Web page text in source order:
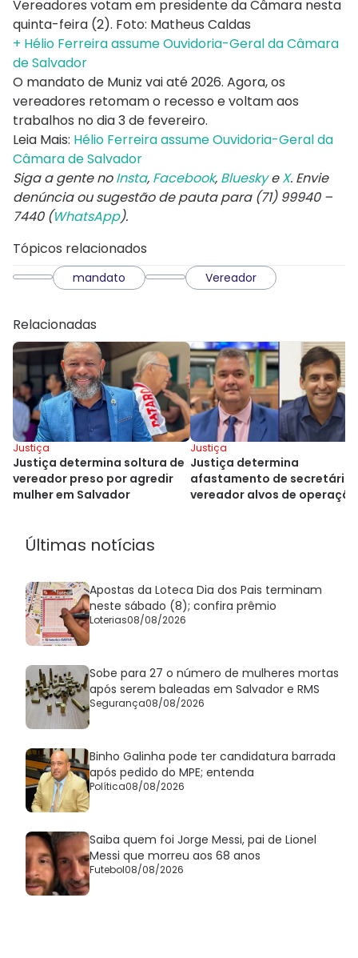
Vereadores votam em presidente da Câmara nesta
quinta-feira (2). Foto: Matheus Caldas
+ Hélio Ferreira assume Ouvidoria-Geral da Câmara
de Salvador
O mandato de Muniz vai até 2026. Agora, os
vereadores retomam o recesso e voltam aos
trabalhos no dia 3 de fevereiro.
Leia Mais: Hélio Ferreira assume Ouvidoria-Geral da
Câmara de Salvador
Siga a gente noInsta, Facebook, BlueskyeX. Envie
denúncia ou sugestão de pauta para (71) 99940 –
7440 (WhatsApp).
Tópicos relacionados
mandato Vereador
Relacionadas
Justiça
Justiça determina soltura de
vereador preso por agredir
mulher em Salvador
Justiça
Justiça determina
afastamento de secretário
vereador alvos de operação
Últimas notícias
Apostas da Loteca Dia dos Pais terminam
neste sábado (8); confira prêmio
Loterias08/08/2026
Sobe para 27 o número de mulheres mortas
após serem baleadas em Salvador e RMS
Segurança08/08/2026
Binho Galinha pode ter candidatura barrada
após pedido do MPE; entenda
Política08/08/2026
Saiba quem foi Jorge Messi, pai de Lionel
Messi que morreu aos 68 anos
Futebol08/08/2026